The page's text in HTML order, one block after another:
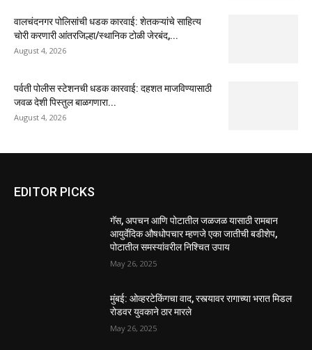
वालचंदनगर पोलिसांची धडक कारवाई: शेतकऱ्यांचे साहित्य
चोरी करणारी आंतरजिल्हा/स्थानिक टोळी जेरबंद,...
August 4, 2026
पर्वती पोलीस स्टेशनची धडक कारवाई: दहशत माजविण्यासाठी
जवळ देशी पिस्तुल बाळगणारा...
August 4, 2026
EDITOR PICKS
गॅस, अपचन आणि पोटातील जळजळ यासाठी रामबान
आयुर्वेदिक औषधोपचार म्हणजे एका जातीची बडीशेप,
पोटातील समस्यांवरील निश्चित उपाय
May 26, 2025
मुंबई: ओव्हरटेकिंगचा वाद, रस्त्यावर रागाच्या भरात मिडल
रोडवर युवकाने ठार मारले
May 26, 2025